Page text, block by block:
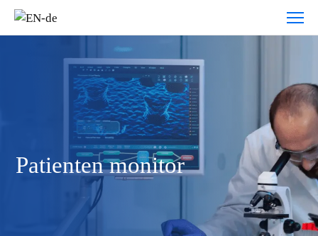
Patienten
monitor
Patienten monitor